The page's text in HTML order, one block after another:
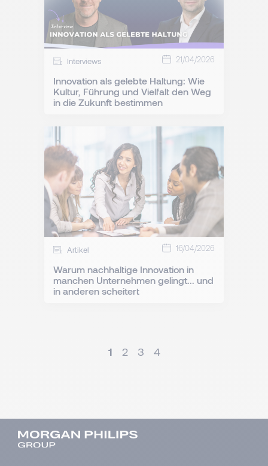
Interviews 21/04/2026
Innovation als gelebte Haltung: Wie
Kultur, Führung und Vielfalt den Weg
in die Zukunft bestimmen
Artikel 16/04/2026
Warum nachhaltige Innovation in
manchen Unternehmen gelingt... und
in anderen scheitert
1 2 3 4